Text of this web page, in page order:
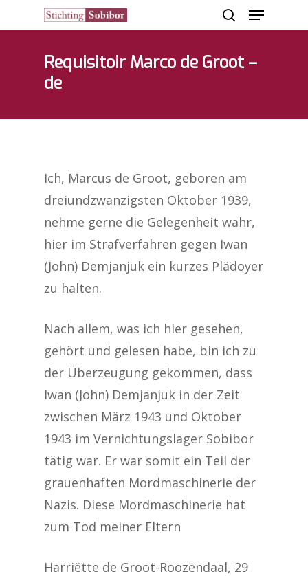
Hit enter to search or ESC to close
Requisitoir Marco de Groot –
de
Ich, Marcus de Groot, geboren am
dreiundzwanzigsten Oktober 1939,
nehme gerne die Gelegenheit wahr,
hier im Strafverfahren gegen Iwan
(John) Demjanjuk ein kurzes Plädoyer
zu halten.
Nach allem, was ich hier gesehen,
gehört und gelesen habe, bin ich zu
der Überzeugung gekommen, dass
Iwan (John) Demjanjuk in der Zeit
zwischen März 1943 und Oktober
1943 im Vernichtungslager Sobibor
tätig war. Er war somit ein Teil der
grauenhaften Mordmaschinerie der
Nazis. Diese Mordmaschinerie hat
zum Tod meiner Eltern
Harriëtte de Groot-Roozendaal, 29